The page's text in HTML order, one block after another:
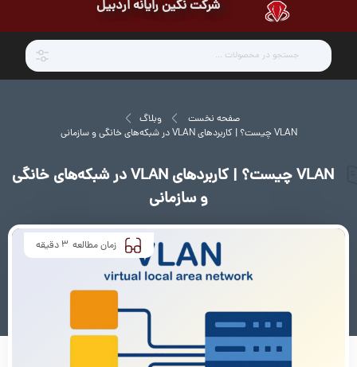
شرکت نگین رایانه اردبیل
صفحه نخست
وبلاگ
VLAN چیست؟ | کاربردهای VLAN در شبکه‌های خانگی و سازمانی
VLAN چیست؟ | کاربردهای VLAN در شبکه‌های خانگی
و سازمانی
زمان مطالعه 3 دقیقه